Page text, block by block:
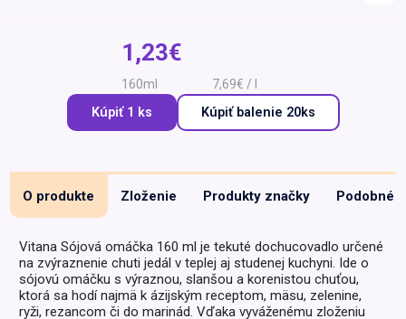
Darčekové
poukazy
Recepty
Drogéria a kozmetika
Domáci miláčikovia
1,23€
160ml 7,69€ / l
Kúpiť 1 ks Kúpiťbalenie 20ks
O produkte Zloženie Produkty značky Podobné
Vitana Sójová omáčka 160 ml je tekuté dochucovadlo určené
na zvýraznenie chuti jedál v teplej aj studenej kuchyni. Ide o
sójovú omáčku s výraznou, slanšou a korenistou chuťou,
ktorá sa hodí najmä k ázijským receptom, mäsu, zelenine,
ryži, rezancom či do marinád. Vďaka vyváženému zloženiu